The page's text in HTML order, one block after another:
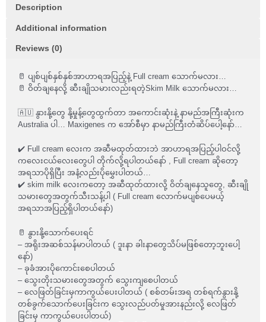
Description
Additional information
Reviews (0)
🥛 ပျစ်ပျစ်နှစ်နှစ်အာဟာရအပြည့်နဲ့ Full cream သောက်မလား…
🥛 ဝိတ်ချနေလို့ ဆီးချိုသမားလည်းရတဲ့Skim Milk သောက်မလား…
🇦🇺 နွားနို့တွေ နို့မှုန့်တွေထွက်တာ အကောင်းဆုံးနဲ့ နာမည်အကြီးဆုံးက
Australia ပါ… Maxigenes က အော်စီမှာ နာမည်ကြီးတံဆိပ်ပေါ့နော်…
✔️ Full cream လေးက အဆီမထုတ်ထားဘဲ အာဟာရအပြည့်ပါဝင်လို့
ကလေးငယ်လေးတွေပါ တိုက်လို့ရပါတယ်နော် , Full cream ဆိုတော့
အရသာပိုရှိပြီး အနံ့လည်းပိုမွှေးပါတယ်…
✔️ skim milk လေးကတော့ အဆီထုတ်ထားလို့ ဝိတ်ချနေသူတွေ, ဆီးချို
သမားတွေအတွက်သီးသန့်ပါ ( Full cream လောက်မပျစ်ပေမယ့်
အရသာအပြည့်ရှိပါတယ်နော်)
🥛 နွားနို့သောက်ပေးရင်
– အရိုးအဆစ်သန်မာပါတယ် ( ဒူးနာ ခါးနာတွေသိပ်မဖြစ်တော့ဘူးပေါ့
နော်)
– ခုခံအားပိုကောင်းစေပါတယ်
– သွေးတိုးသမားတွေအတွက် သွေးကျစေပါတယ်
– လေဖြတ်ခြင်းမှကာကွယ်ပေးပါတယ် ( စစ်တမ်းအရ တစ်ရက်နွားနို့
တစ်ခွက်သောက်ပေးခြင်းက သွေးလည်ပတ်မှုအားနည်းလို့ လေဖြတ်
ခြင်းမှ ကာကွယ်ပေးပါတယ်)